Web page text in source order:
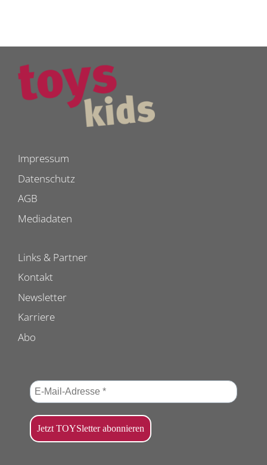
Impressum
Datenschutz
AGB
Mediadaten
Links & Partner
Kontakt
Newsletter
Karriere
Abo